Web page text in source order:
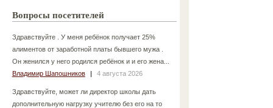
Вопросы посетителей
Здравствуйте . У меня ребёнок получает 25%
алиментов от заработной платы бывшего мужа .
Он женился у него родился ребёнок и и его жена...
Владимир Шапошников
| 4 августа 2026
Здравствуйте, может ли директор школы дать
дополнительную нагрузку учителю без его на то